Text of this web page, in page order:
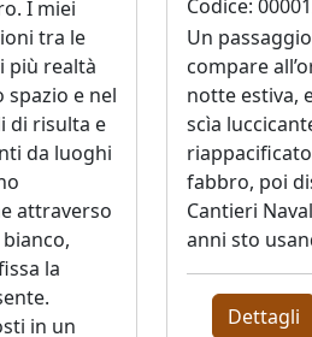
I miei
tra le
più realtà
e nel
di risulta e
da luoghi
attraverso
la
in un
Codice:
Un
compare
notte estiva,
scìa
fabbro, poi
Cantieri
anni sto
Dettagli